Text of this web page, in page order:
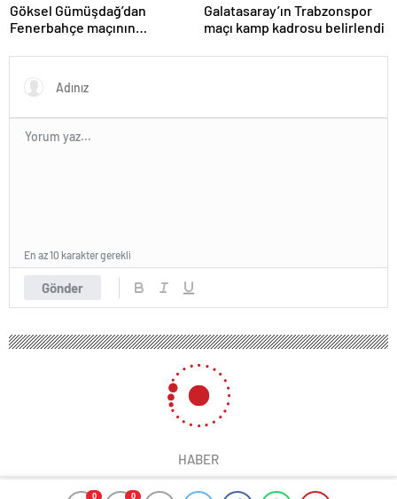
0 0
Göksel Gümüşdağ’dan
Fenerbahçe maçının
Galatasaray’ın Trabzonspor
maçı kamp kadrosu belirlendi
Gönder
En az 10 karakter gerekli
HABER